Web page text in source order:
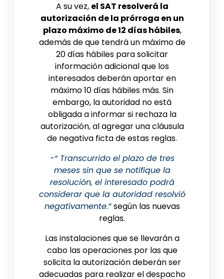
A su vez, el SAT resolverá la
autorización de la prórroga en un
plazo máximo de 12 días hábiles,
además de que tendrá un máximo de
20 días hábiles para solicitar
información adicional que los
interesados deberán aportar en
máximo 10 días hábiles más. Sin
embargo, la autoridad no está
obligada a informar si rechaza la
autorización, al agregar una cláusula
de negativa ficta de estas reglas.
-“ Transcurrido el plazo de tres
meses sin que se notifique la
resolución, el interesado podrá
considerar que la autoridad resolvió
negativamente.” según las nuevas
reglas.
Las instalaciones que se llevarán a
cabo las operaciones por las que
solicita la autorización deberán ser
adecuadas para realizar el despacho